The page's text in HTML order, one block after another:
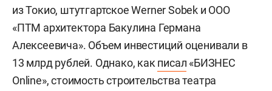
из Токио, штутгартское Werner Sobek и ООО
«ПТМ архитектора Бакулина Германа
Алексеевича». Объем инвестиций оценивали в
13 млрд рублей. Однако, какписал «БИЗНЕС
Online», стоимость строительства театра